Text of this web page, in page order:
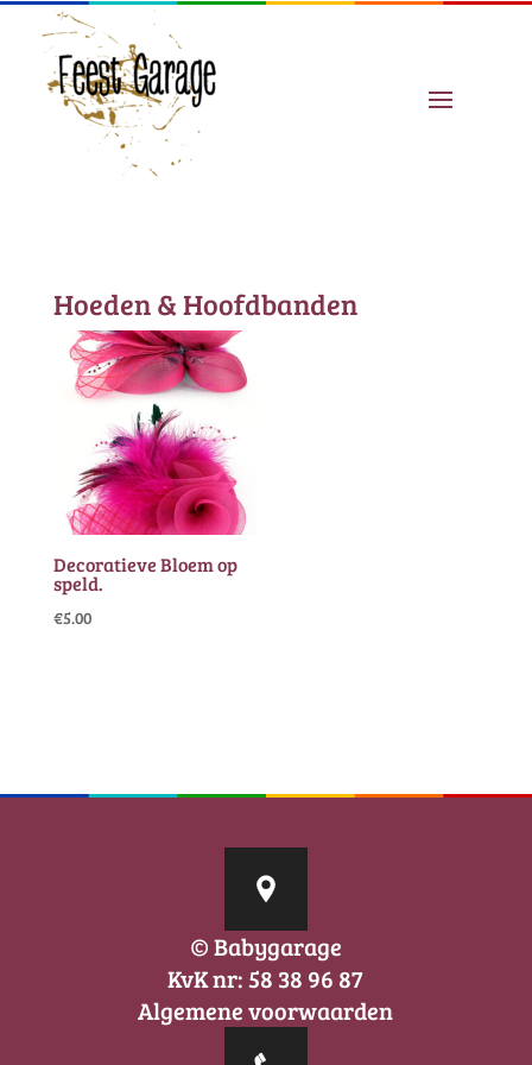
Hoeden & Hoofdbanden
Decoratieve Bloem op
speld.
€5.00
© Babygarage
KvK nr: 58 38 96 87
Algemene voorwaarden